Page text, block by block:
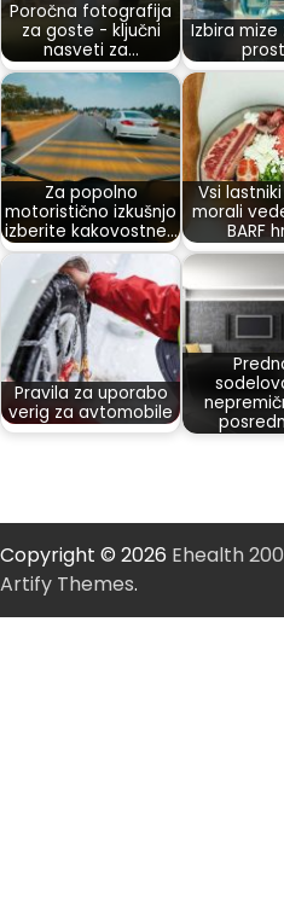
Poročna fotografija
za goste - ključni
nasveti za…
Izbira mize
Za popolno
motoristično izkušnjo
izberite kakovostne…
Vsi
morali
BARF
Pravila za uporabo
verig za avtomobile
Copyright © 2026 Ehealth
Artify Themes.